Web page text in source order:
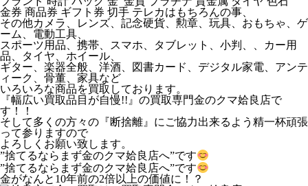
金券 商品券 ギフト券 切手 テレカはもちろんの事、
その他カメラ、レンズ、記念硬貨、勲章、玩具、おもちゃ、ゲ
ーム、電動工具、
スポーツ用品、携帯、スマホ、タブレット、小判、、カー用
品、タイヤ、ホイール、
ギター、楽器全般、洋酒、図書カード、デジタル家電、アンテ
ィーク、骨董、家具など
いろいろな商品を買取しております。
『幅広い買取品目が自慢!!』の買取専門金のクマ姶良店で
す！！
そして多くの方々の『断捨離』にご協力出来るよう精一杯頑張
って参りますので
よろしくお願い致します。
”捨てるならまず金のクマ姶良店へ”です
”捨てるならまず金のクマ姶良店へ”です
金がなんと10年前の2倍以上の価値に！？